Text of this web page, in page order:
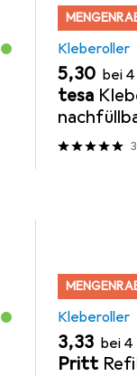
Kleberoller
EUR
5,30 bei
tesa
Kleberoller
EUR
3,33 bei 4
Pritt